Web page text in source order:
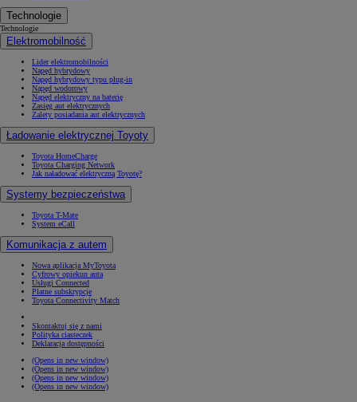
Technologie
Technologie
Elektromobilność
Lider elektromobilności
Napęd hybrydowy
Napęd hybrydowy typu plug-in
Napęd wodorowy
Napęd elektryczny na baterię
Zasięg aut elektrycznych
Zalety posiadania aut elektrycznych
Ładowanie elektrycznej Toyoty
Toyota HomeCharge
Toyota Charging Network
Jak naładować elektryczną Toyotę?
Systemy bezpieczeństwa
Toyota T-Mate
System eCall
Komunikacja z autem
Nowa aplikacja MyToyota
Cyfrowy opiekun auta
Usługi Connected
Płatne subskrypcje
Toyota Connectivity Match
Skontaktuj się z nami
Polityka ciasteczek
Deklaracja dostępności
(Opens in new window)
(Opens in new window)
(Opens in new window)
(Opens in new window)